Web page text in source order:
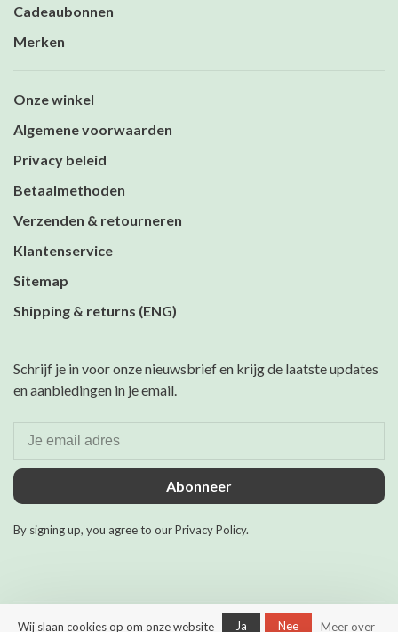
Cadeaubonnen
Merken
Onze winkel
Algemene voorwaarden
Privacy beleid
Betaalmethoden
Verzenden & retourneren
Klantenservice
Sitemap
Shipping & returns (ENG)
Schrijf je in voor onze nieuwsbrief en krijg de laatste updates
en aanbiedingen in je email.
Abonneer
By signing up, you agree to our Privacy Policy.
© Copyright 2026 Maurits &
Wij slaan cookies op om onze website Ja Nee Meer over